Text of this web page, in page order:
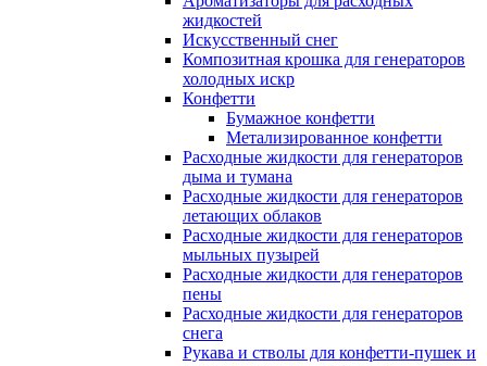
жидкостей
Искусственный снег
Композитная крошка для генераторов
холодных искр
Конфетти
Бумажное конфетти
Метализированное конфетти
Расходные жидкости для генераторов
дыма и тумана
Расходные жидкости для генераторов
летающих облаков
Расходные жидкости для генераторов
мыльных пузырей
Расходные жидкости для генераторов
пены
Расходные жидкости для генераторов
снега
Рукава и стволы для конфетти-пушек и